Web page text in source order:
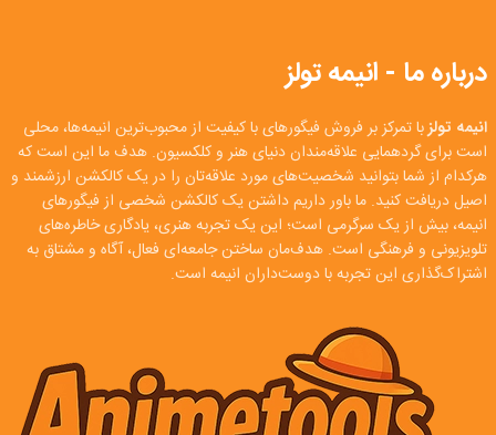
درباره ما - انیمه تولز
انیمه تولزبا تمرکز بر فروش فیگورهای با کیفیت از محبوب‌ترین انیمه‌ها، محلی
است برای گردهمایی علاقه‌مندان دنیای هنر و کلکسیون. هدف ما این است که
هرکدام از شما بتوانید شخصیت‌های مورد علاقه‌تان را در یک کالکشن ارزشمند و
اصیل دریافت کنید. ما باور داریم داشتن یک کالکشن شخصی از فیگورهای
انیمه، بیش از یک سرگرمی است؛ این یک تجربه هنری، یادگاری خاطره‌های
تلویزیونی و فرهنگی است. هدف‌مان ساختن جامعه‌ای فعال، آگاه و مشتاق به
اشتراک‌گذاری این تجربه با دوست‌داران انیمه است.